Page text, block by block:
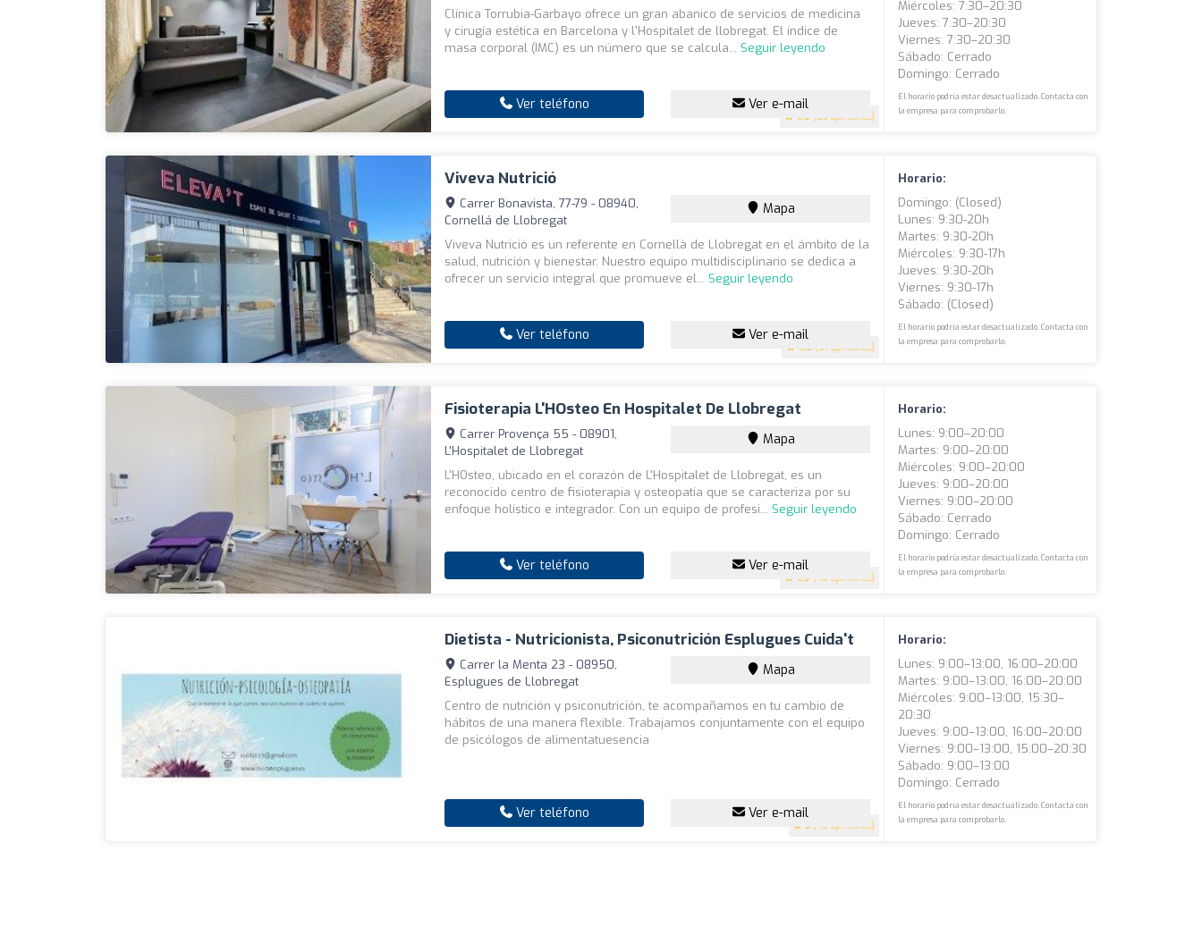
4.9 (63 opiniones)
Clínica Torrubia-Garbayo ofrece un gran abanico de servicios de medicina
y cirugía estética en Barcelona y l'Hospitalet de llobregat. El índice de
masa corporal (IMC) es un número que se calcula... Seguir leyendo
Ver teléfono Ver e-mail
Miércoles: 7:30–20:30
Jueves: 7:30–20:30
Viernes: 7:30–20:30
Sábado: Cerrado
Domingo: Cerrado
El horario podría estar desactualizado. Contacta con
la empresa para comprobarlo.
Viveva Nutrició
4.9 (51 opiniones)
Carrer Bonavista, 77-79 - 08940,
Cornellá de Llobregat
Mapa
Viveva Nutrició es un referente en Cornellà de Llobregat en el ámbito de la
salud, nutrición y bienestar. Nuestro equipo multidisciplinario se dedica a
ofrecer un servicio integral que promueve el... Seguir leyendo
Ver teléfono Ver e-mail
Horario:
Domingo: (closed)
Lunes: 9:30-20h
Martes: 9:30-20h
Miércoles: 9:30-17h
Jueves: 9:30-20h
Viernes: 9:30-17h
Sábado: (closed)
El horario podría estar desactualizado. Contacta con
la empresa para comprobarlo.
Fisioterapia L'HOsteo En Hospitalet De Llobregat
4.9 (48 opiniones)
Carrer Provença 55 - 08901,
L'Hospitalet de Llobregat
Mapa
L'HOsteo, ubicado en el corazón de L'Hospitalet de Llobregat, es un
reconocido centro de fisioterapia y osteopatía que se caracteriza por su
enfoque holístico e integrador. Con un equipo de profesi... Seguir leyendo
Ver teléfono Ver e-mail
Horario:
Lunes: 9:00–20:00
Martes: 9:00–20:00
Miércoles: 9:00–20:00
Jueves: 9:00–20:00
Viernes: 9:00–20:00
Sábado: Cerrado
Domingo: Cerrado
El horario podría estar desactualizado. Contacta con
la empresa para comprobarlo.
Dietista - Nutricionista, Psiconutrición Esplugues Cuida't
5 (45 opiniones)
Carrer la Menta 23 - 08950,
Esplugues de Llobregat
Mapa
Centro de nutrición y psiconutrición, te acompañamos en tu cambio de
hábitos de una manera flexible. Trabajamos conjuntamente con el equipo
de psicólogos de alimentatuesencia
Ver teléfono Ver e-mail
Horario:
Lunes: 9:00–13:00, 16:00–20:00
Martes: 9:00–13:00, 16:00–20:00
Miércoles: 9:00–13:00, 15:30–
20:30
Jueves: 9:00–13:00, 16:00–20:00
Viernes: 9:00–13:00, 15:00–20:30
Sábado: 9:00–13:00
Domingo: Cerrado
El horario podría estar desactualizado. Contacta con
la empresa para comprobarlo.